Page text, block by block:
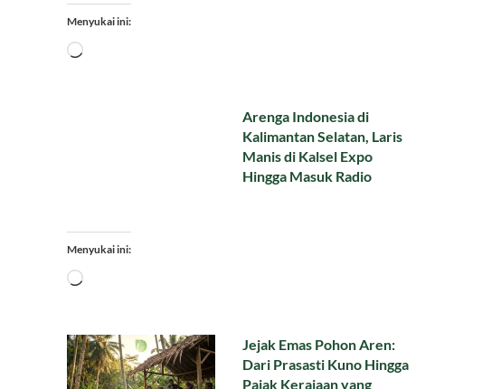
Menyukai ini:
Memuat...
Arenga Indonesia di
Kalimantan Selatan, Laris
Manis di Kalsel Expo
Hingga Masuk Radio
Menyukai ini:
Memuat...
Jejak Emas Pohon Aren:
Dari Prasasti Kuno Hingga
Pajak Kerajaan yang